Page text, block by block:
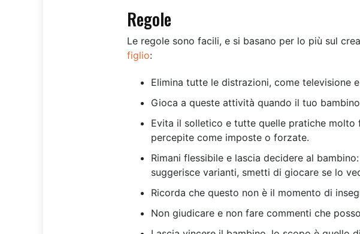
Regole
Le regole sono facili, e si basano per lo più sul
figlio:
Elimina tutte le distrazioni, come televisione
Gioca a queste attività quando il tuo
Evita il solletico e tutte quelle pratiche molto
percepite come imposte o forzate.
Rimani flessibile e lascia decidere al
suggerisce varianti, smetti di giocare se lo
Ricorda che questo non è il momento di
Non giudicare e non fare commenti che